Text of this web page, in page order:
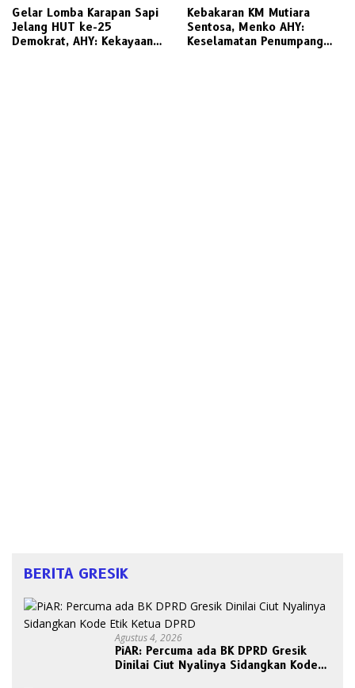
Gelar Lomba Karapan Sapi
Jelang HUT ke-25
Demokrat, AHY: Kekayaan
Kebakaran KM Mutiara
Sentosa, Menko AHY:
Keselamatan Penumpang
BERITA GRESIK
Agustus 4, 2026
PiAR: Percuma ada BK DPRD Gresik
Dinilai Ciut Nyalinya Sidangkan Kode